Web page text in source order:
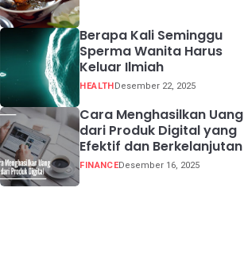
Berapa Kali Seminggu
Sperma Wanita Harus
Keluar Ilmiah
HEALTH Desember 22, 2025
Cara Menghasilkan Uang
dari Produk Digital yang
Efektif dan Berkelanjutan
FINANCEDesember 16, 2025